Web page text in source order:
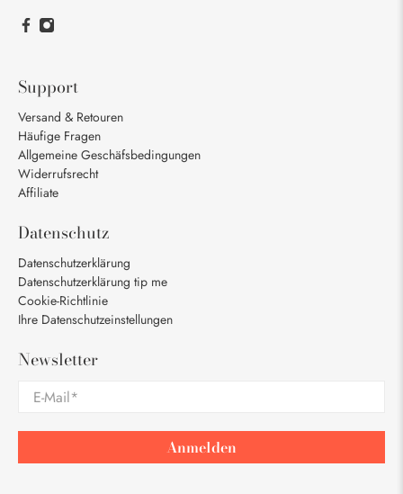
Support
Versand & Retouren
Häufige Fragen
Allgemeine Geschäfsbedingungen
Widerrufsrecht
Affiliate
Datenschutz
Datenschutzerklärung
Datenschutzerklärung tip me
Cookie-Richtlinie
Ihre Datenschutzeinstellungen
Newsletter
E-Mail*
Anmelden